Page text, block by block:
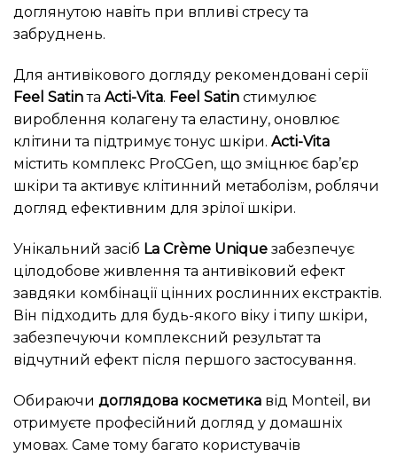
доглянутою навіть при впливі стресу та
забруднень.
Для антивікового догляду рекомендовані серії
Feel Satinта Acti-Vita. Feel Satin стимулює
вироблення колагену та еластину, оновлює
клітини та підтримує тонус шкіри. Acti-Vita
містить комплекс ProCGen, що зміцнює бар’єр
шкіри та активує клітинний метаболізм, роблячи
догляд ефективним для зрілої шкіри.
Унікальний засіб La Crème Unique забезпечує
цілодобове живлення та антивіковий ефект
завдяки комбінації цінних рослинних екстрактів.
Він підходить для будь-якого віку і типу шкіри,
забезпечуючи комплексний результат та
відчутний ефект після першого застосування.
Обираючи доглядова косметика від Monteil, ви
отримуєте професійний догляд у домашніх
умовах. Саме тому багато користувачів